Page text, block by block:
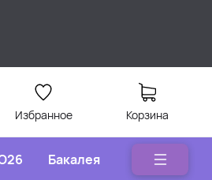
Избранное Корзина
Бакалея